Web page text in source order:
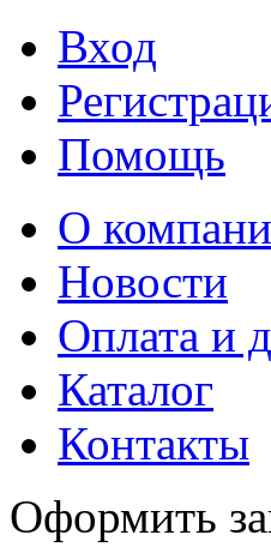
Вход
Помощь
О
Новости
Оплата и
Каталог
Контакты
Оформить